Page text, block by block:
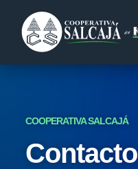
COOPERATIVA SALCAJÁ
Contacto